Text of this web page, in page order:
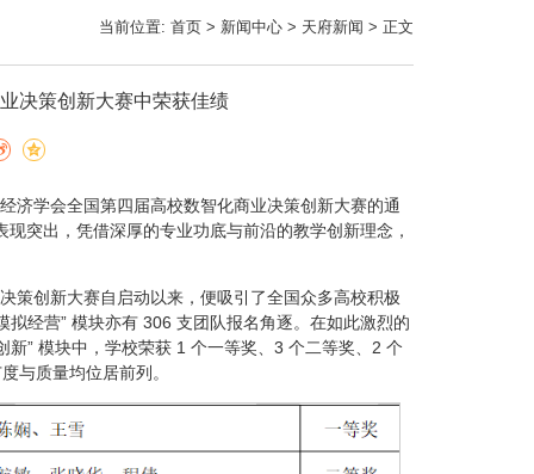
当前位置:首页 > 新闻中心 > 天府新闻 > 正文
决策创新大赛中荣获佳绩
济学会全国第四届高校数智化商业决策创新大赛的通
突出，凭借深厚的专业功底与前沿的教学创新理念，
策创新大赛自启动以来，便吸引了全国众多高校积极
经营” 模块亦有 306 支团队报名角逐。在如此激烈的
” 模块中，学校荣获 1 个一等奖、3 个二等奖、2 个
与质量均位居前列。